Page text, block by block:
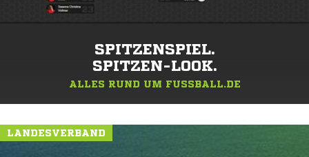
SPITZENSPIEL.
SPITZEN-LOOK.
ALLES RUND UM FUSSBALL.DE
LANDESVERBAND